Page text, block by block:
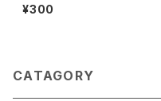
¥300
CATAGORY